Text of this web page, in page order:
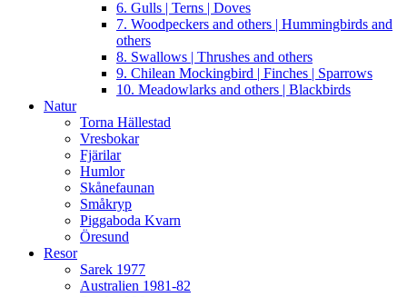
6. Gulls | Terns | Doves
7. Woodpeckers and others | Hummingbirds and
others
8. Swallows | Thrushes and others
9. Chilean Mockingbird | Finches | Sparrows
10. Meadowlarks and others | Blackbirds
Natur
Torna Hällestad
Vresbokar
Fjärilar
Humlor
Skånefaunan
Småkryp
Piggaboda Kvarn
Öresund
Resor
Sarek 1977
Australien 1981-82